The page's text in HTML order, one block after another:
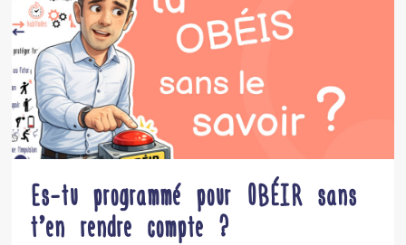
Es-tu programmé pour OBÉIR sans
t’en rendre compte ?